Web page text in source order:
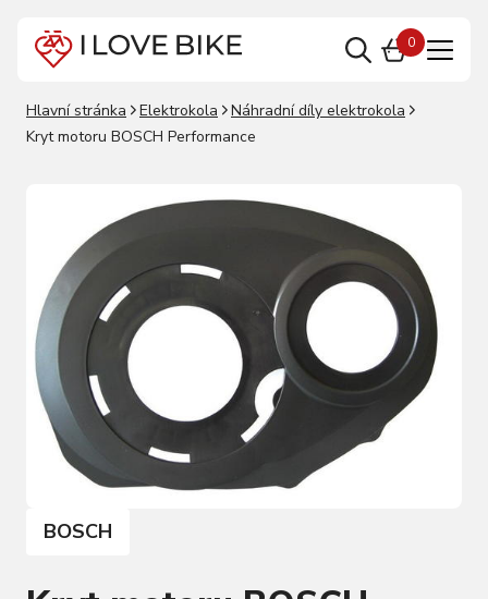
0
Hlavní stránka Elektrokola
Náhradní díly elektrokola
Kryt motoru BOSCH Performance
BOSCH